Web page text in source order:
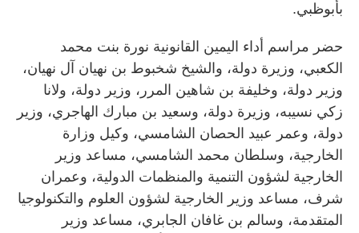
بأبوظبي.
حضر مراسم أداء اليمين القانونية نورة بنت محمد
الكعبي، وزيرة دولة، والشيخ شخبوط بن نهيان آل نهيان،
وزير دولة، وخليفة بن شاهين المرر، وزير دولة، ولانا
زكي نسيبه، وزيرة دولة، وسعيد بن مبارك الهاجري، وزير
دولة، وعمر عبيد الحصان الشامسي، وكيل وزارة
الخارجية، وسلطان محمد الشامسي، مساعد وزير
الخارجية لشؤون التنمية والمنظمات الدولية، وعمران
شرف، مساعد وزير الخارجية لشؤون العلوم والتكنولوجيا
المتقدمة، وسالم بن غافان الجابري، مساعد وزير